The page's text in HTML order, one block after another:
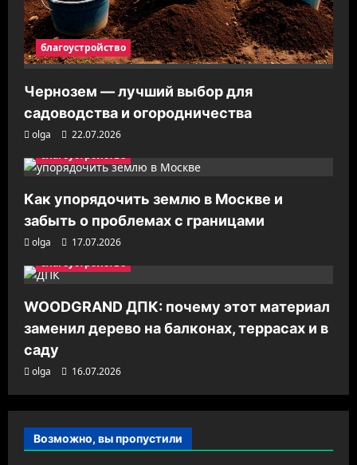
благоустройство
Чернозем — лучший выбор для
садоводства и огородничества
olga
22.07.2026
благоустройство
Как упорядочить землю в Москве и
забыть о проблемах с границами
olga
17.07.2026
благоустройство
WOODGRAND ДПК: почему этот материал
заменил дерево на балконах, террасах и в
саду
olga 16.07.2026
Возможно, вы пропустили